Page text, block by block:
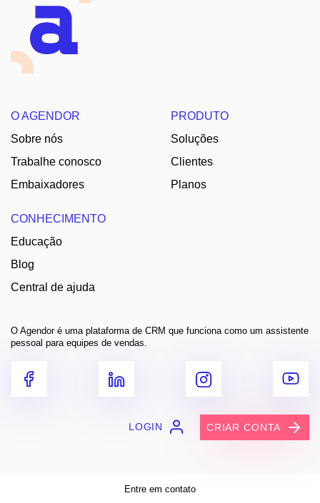
O AGENDOR
Sobre nós
Trabalhe conosco
Embaixadores
PRODUTO
Soluções
Clientes
Planos
CONHECIMENTO
Educação
Blog
Central de ajuda
O Agendor é uma plataforma de CRM que funciona como um assistente
pessoal para equipes de vendas.
LOGIN CRIAR CONTA
Entre em contato